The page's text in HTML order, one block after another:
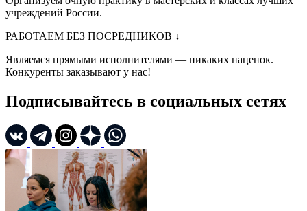
учреждений России.
РАБОТАЕМ БЕЗ ПОСРЕДНИКОВ ↓
Являемся прямыми исполнителями — никаких наценок.
Конкуренты заказывают у нас!
Подписывайтесь в социальных сетях